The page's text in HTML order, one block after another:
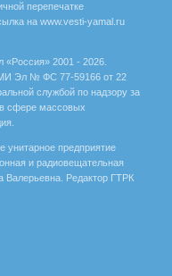
перепечатке
на www.vesti-yamal.ru
«Россия» 2001 - 2026.
Эл № ФС 77-59166 от 22
службой по надзору за
сфере массовых
унитарное предприятие
и радиовещательная
Валерьевна. Редактор ГТРК